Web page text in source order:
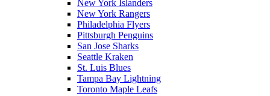
New York Islanders
New York Rangers
Philadelphia Flyers
Pittsburgh Penguins
San Jose Sharks
Seattle Kraken
St. Luis Blues
Tampa Bay Lightning
Toronto Maple Leafs